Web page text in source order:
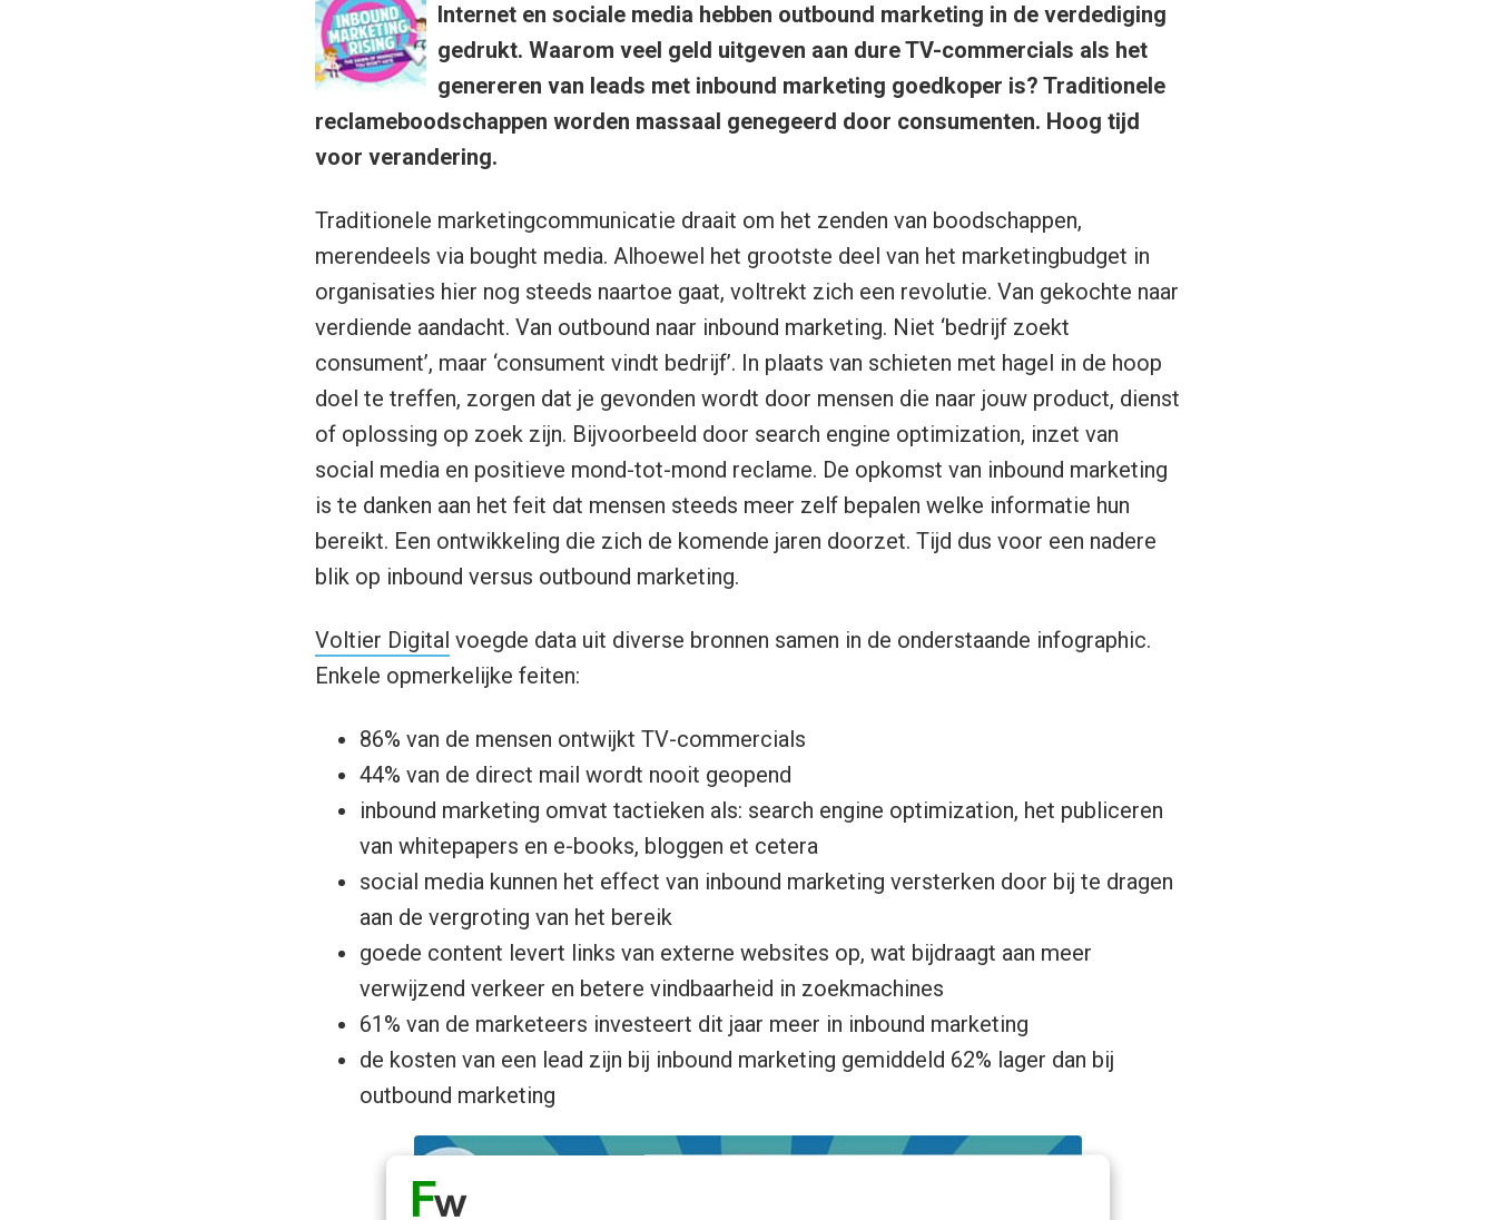
Internet en sociale media hebben outbound marketing in de verdediging
gedrukt. Waarom veel geld uitgeven aan dure TV-commercials als het
genereren van leads met inbound marketing goedkoper is? Traditionele
reclameboodschappen worden massaal genegeerd door consumenten. Hoog tijd
voor verandering.
Traditionele marketingcommunicatie draait om het zenden van boodschappen,
merendeels via bought media. Alhoewel het grootste deel van het marketingbudget in
organisaties hier nog steeds naartoe gaat, voltrekt zich een revolutie. Van gekochte naar
verdiende aandacht. Van outbound naar inbound marketing. Niet ‘bedrijf zoekt
consument’, maar ‘consument vindt bedrijf’. In plaats van schieten met hagel in de hoop
doel te treffen, zorgen dat je gevonden wordt door mensen die naar jouw product, dienst
of oplossing op zoek zijn. Bijvoorbeeld door search engine optimization, inzet van
social media en positieve mond-tot-mond reclame. De opkomst van inbound marketing
is te danken aan het feit dat mensen steeds meer zelf bepalen welke informatie hun
bereikt. Een ontwikkeling die zich de komende jaren doorzet. Tijd dus voor een nadere
blik op inbound versus outbound marketing.
Voltier Digital voegde data uit diverse bronnen samen in de onderstaande infographic.
Enkele opmerkelijke feiten:
86% van de mensen ontwijkt TV-commercials
44% van de direct mail wordt nooit geopend
inbound marketing omvat tactieken als: search engine optimization, het publiceren
van whitepapers en e-books, bloggen et cetera
social media kunnen het effect van inbound marketing versterken door bij te dragen
aan de vergroting van het bereik
goede content levert links van externe websites op, wat bijdraagt aan meer
verwijzend verkeer en betere vindbaarheid in zoekmachines
61% van de marketeers investeert dit jaar meer in inbound marketing
de kosten van een lead zijn bij inbound marketing gemiddeld 62% lager dan bij
outbound marketing